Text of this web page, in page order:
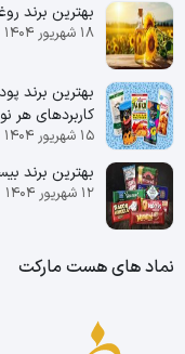
بهترین برند
۱۸ شهریور ۱۴۰۴
بهترین برند
کاربردهای هر
۱۵ شهریور ۱۴۰۴
بهترین برند
۱۲ شهریور ۱۴۰۴
نماد های هست مارکت